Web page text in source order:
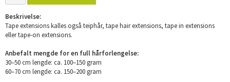
Beskrivelse:
Tape extensions kalles også teiphår, tape hair extensions, tape in extensions
eller tape-on extensions.
Anbefalt mengde for en full hårforlengelse:
30–50 cm lengde: ca. 100–150 gram
60–70 cm lengde: ca. 150–200 gram